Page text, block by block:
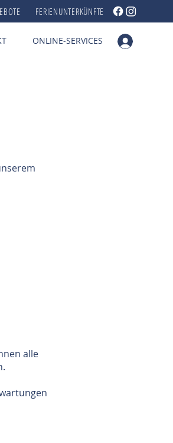
FERIENUNTERKÜNFTE
ONLINE-SERVICES
alle